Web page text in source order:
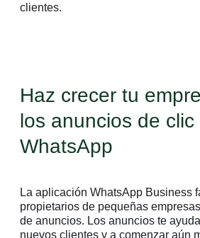
clientes.
Haz crecer tu
los anuncios de clic
WhatsApp
La aplicación WhatsApp Business
propietarios de pequeñas
de anuncios. Los anuncios te
nuevos clientes y a comenzar aún